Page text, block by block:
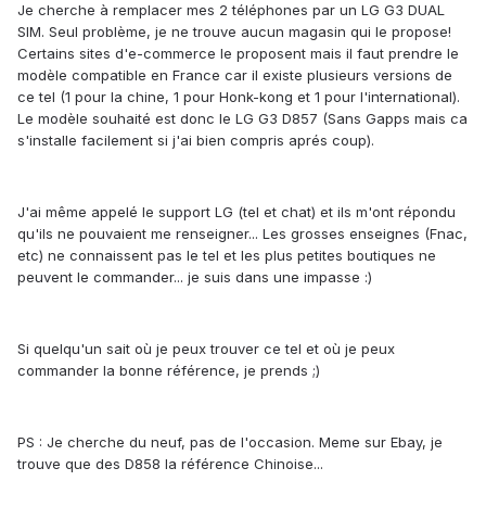
Je cherche à remplacer mes 2 téléphones par un LG G3 DUAL
SIM. Seul problème, je ne trouve aucun magasin qui le propose!
Certains sites d'e-commerce le proposent mais il faut prendre le
modèle compatible en France car il existe plusieurs versions de
ce tel (1 pour la chine, 1 pour Honk-kong et 1 pour l'international).
Le modèle souhaité est donc le LG G3 D857 (Sans Gapps mais ca
s'installe facilement si j'ai bien compris aprés coup).
J'ai même appelé le support LG (tel et chat) et ils m'ont répondu
qu'ils ne pouvaient me renseigner... Les grosses enseignes (Fnac,
etc) ne connaissent pas le tel et les plus petites boutiques ne
peuvent le commander... je suis dans une impasse :)
Si quelqu'un sait où je peux trouver ce tel et où je peux
commander la bonne référence, je prends ;)
PS : Je cherche du neuf, pas de l'occasion. Meme sur Ebay, je
trouve que des D858 la référence Chinoise...